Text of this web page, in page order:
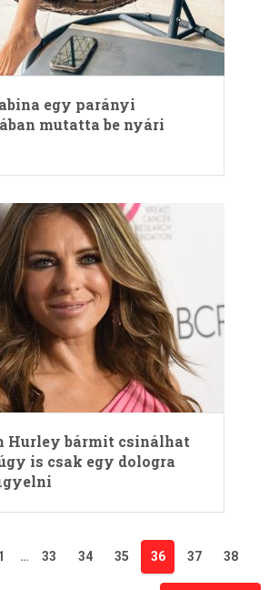
egy parányi
mutatta be nyári
Hurley bármit csinálhat
is csak egy dologra
… 33 34 35 36 37 38